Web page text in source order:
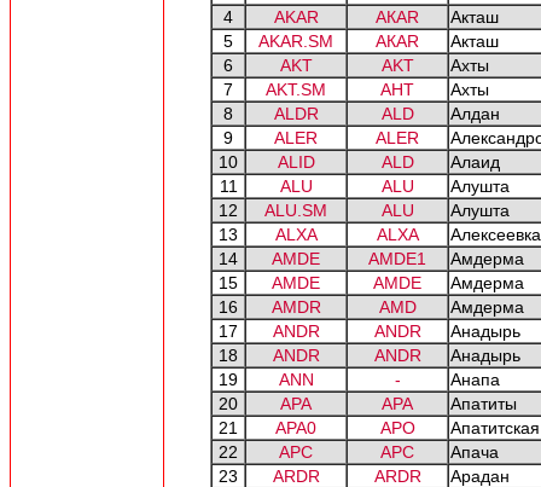
4
AKAR АКAR
Акташ
5
AKAR.SM АКAR
Акташ
6
AKT AKT
Ахты
7
AKT.SM AHT
Ахты
8
ALDR ALD
Алдан
9
ALER ALER
10
ALID ALD
Алаид
11
ALU ALU
Алушта
12
ALU.SM ALU
Алушта
13
ALXA ALXA
Алексеевка
14
AMDE AMDE1
Амдерма
15
AMDE AMDE
Амдерма
16
AMDR AMD
Амдерма
17
ANDR ANDR
Анадырь
18
ANDR ANDR
Анадырь
19
ANN -
Анапа
20
APA APA
Апатиты
21
APA0 APO
22
APC APC
Апача
23
ARDR ARDR
Арадан